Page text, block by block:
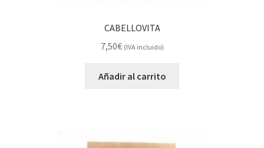
CABELLOVITA
7,50€ (IVA incluido)
Añadir al carrito